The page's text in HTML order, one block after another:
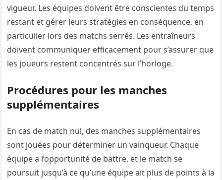
vigueur. Les équipes doivent être conscientes du temps
restant et gérer leurs stratégies en conséquence, en
particulier lors des matchs serrés. Les entraîneurs
doivent communiquer efficacement pour s’assurer que
les joueurs restent concentrés sur l’horloge.
Procédures pour les manches
supplémentaires
En cas de match nul, des manches supplémentaires
sont jouées pour déterminer un vainqueur. Chaque
équipe a l’opportunité de battre, et le match se
poursuit jusqu’à ce qu’une équipe ait plus de points à la